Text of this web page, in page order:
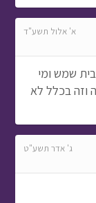
א' אלול תשע"ד
שמש ומי
וזה בכלל לא
ג' אדר תשע"ט